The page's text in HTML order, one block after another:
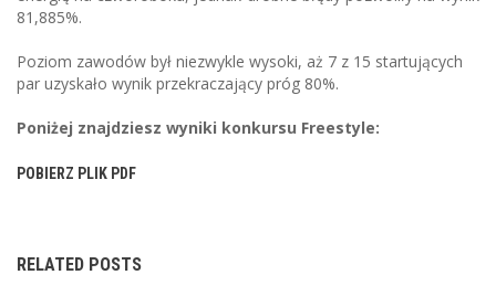
81,885%.
Poziom zawodów był niezwykle wysoki, aż 7 z 15 startujących
par uzyskało wynik przekraczający próg 80%.
Poniżej znajdziesz wyniki konkursu Freestyle:
POBIERZ PLIK PDF
RELATED POSTS